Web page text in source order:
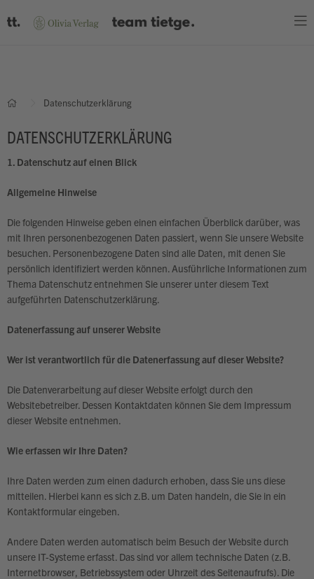
Datenschutzerklärung
DATENSCHUTZERKLÄRUNG
1. Datenschutz auf einen Blick
Allgemeine Hinweise
Die folgenden Hinweise geben einen einfachen Überblick darüber, was
mit Ihren personenbezogenen Daten passiert, wenn Sie unsere Website
besuchen. Personenbezogene Daten sind alle Daten, mit denen Sie
persönlich identifiziert werden können. Ausführliche Informationen zum
Thema Datenschutz entnehmen Sie unserer unter diesem Text
aufgeführten Datenschutzerklärung.
Datenerfassung auf unserer Website
Wer ist verantwortlich für die Datenerfassung auf dieser Website?
Die Datenverarbeitung auf dieser Website erfolgt durch den
Websitebetreiber. Dessen Kontaktdaten können Sie dem Impressum
dieser Website entnehmen.
Wie erfassen wir Ihre Daten?
Ihre Daten werden zum einen dadurch erhoben, dass Sie uns diese
mitteilen. Hierbei kann es sich z.B. um Daten handeln, die Sie in ein
Kontaktformular eingeben.
Andere Daten werden automatisch beim Besuch der Website durch
unsere IT-Systeme erfasst. Das sind vor allem technische Daten (z.B.
Internetbrowser, Betriebssystem oder Uhrzeit des Seitenaufrufs). Die